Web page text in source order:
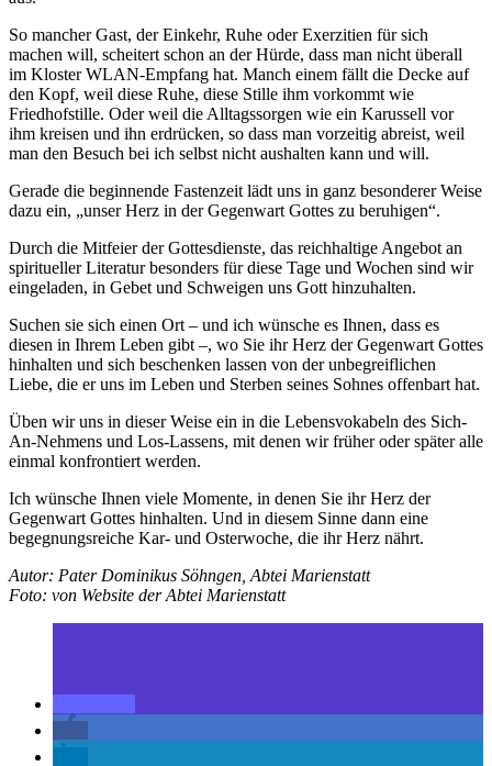
So mancher Gast, der Einkehr, Ruhe oder Exerzitien für sich
machen will, scheitert schon an der Hürde, dass man nicht überall
im Kloster WLAN-Empfang hat. Manch einem fällt die Decke auf
den Kopf, weil diese Ruhe, diese Stille ihm vorkommt wie
Friedhofstille. Oder weil die Alltagssorgen wie ein Karussell vor
ihm kreisen und ihn erdrücken, so dass man vorzeitig abreist, weil
man den Besuch bei ich selbst nicht aushalten kann und will.
Gerade die beginnende Fastenzeit lädt uns in ganz besonderer Weise
dazu ein, „unser Herz in der Gegenwart Gottes zu beruhigen“.
Durch die Mitfeier der Gottesdienste, das reichhaltige Angebot an
spiritueller Literatur besonders für diese Tage und Wochen sind wir
eingeladen, in Gebet und Schweigen uns Gott hinzuhalten.
Suchen sie sich einen Ort – und ich wünsche es Ihnen, dass es
diesen in Ihrem Leben gibt –, wo Sie ihr Herz der Gegenwart Gottes
hinhalten und sich beschenken lassen von der unbegreiflichen
Liebe, die er uns im Leben und Sterben seines Sohnes offenbart hat.
Üben wir uns in dieser Weise ein in die Lebensvokabeln des Sich-
An-Nehmens und Los-Lassens, mit denen wir früher oder später alle
einmal konfrontiert werden.
Ich wünsche Ihnen viele Momente, in denen Sie ihr Herz der
Gegenwart Gottes hinhalten. Und in diesem Sinne dann eine
begegnungsreiche Kar- und Osterwoche, die ihr Herz nährt.
Autor: Pater Dominikus Söhngen, Abtei Marienstatt
Foto: von Website der Abtei Marienstatt